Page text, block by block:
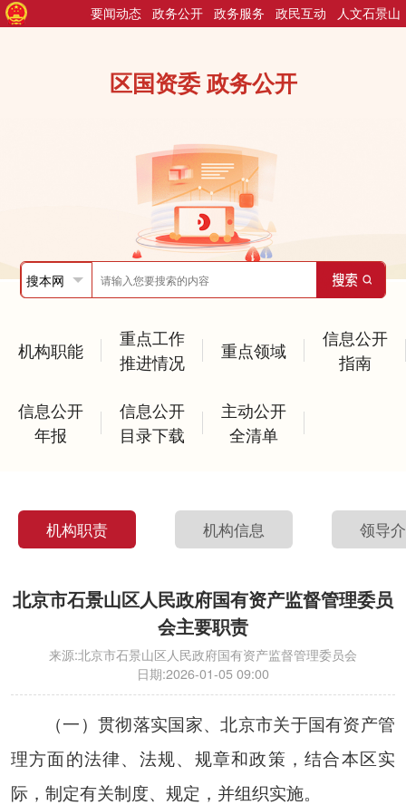
人文石景山
政民互动
政务服务
政务公开
要闻动态
区国资委 政务公开
机构职能
重点工作
推进情况
重点领域
信息公开
指南
信息公开
年报
信息公开
目录下载
主动公开
全清单
机构职责 机构信息 领导
北京市石景山区人民政府国有资产监督管理委员
会主要职责
来源:北京市石景山区人民政府国有资产监督管理委员会
日期:2026-01-05 09:00
（一）贯彻落实国家、北京市关于国有资产管
理方面的法律、法规、规章和政策，结合本区实
际，制定有关制度、规定，并组织实施。